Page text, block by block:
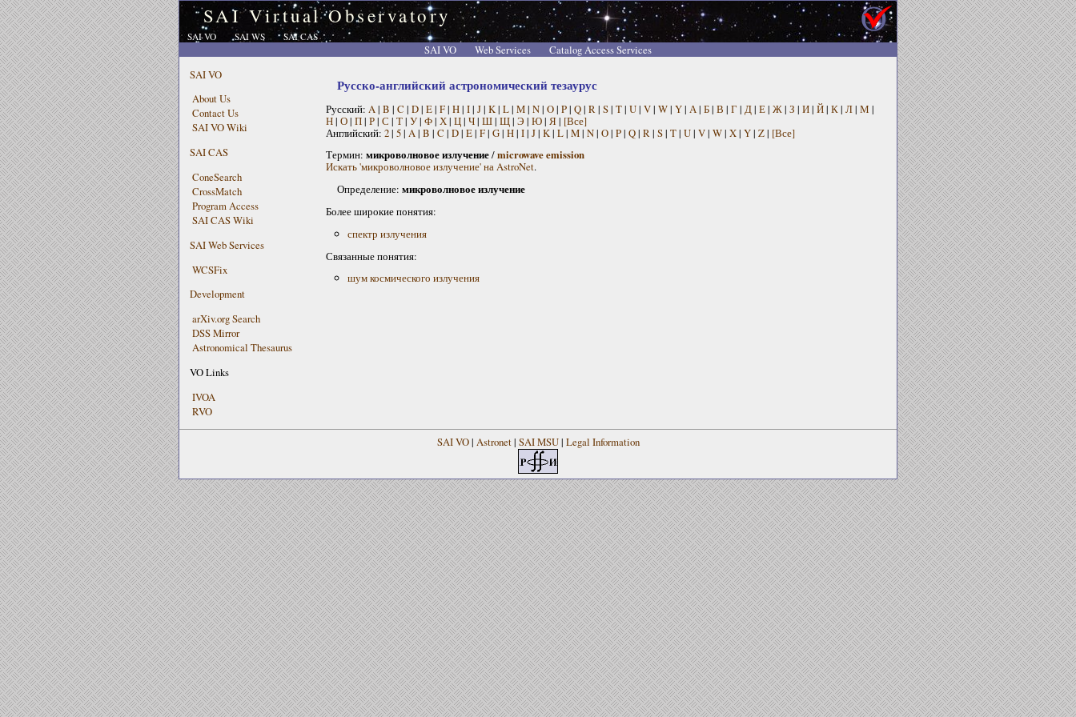
SAI Virtual Observatory
SAI VO SAI WS SAI CAS
SAI VO Web Services
Catalog Access Services
SAI VO
About Us
Contact Us
SAI VO Wiki
SAI CAS
ConeSearch
CrossMatch
Program Access
SAI CAS Wiki
SAI Web Services
WCSFix
Development
arXiv.org Search
DSS Mirror
Astronomical Thesaurus
VO Links
IVOA
RVO
Русско-английский астрономический тезаурус
Русский: A | B | C | D| E| F| H| I| J| K| L| M| N| O| P| Q| R | S| T| U| V| W| Y| А | Б| В | Г | Д| Е| Ж| З | И| Й| К| Л| М |
Н| О| П| Р| С | Т| У| Ф| Х| Ц| Ч| Ш| Щ| Э | Ю| Я| [Все]
Английский: 2| 5| A | B | C | D| E| F| G| H| I| J| K| L| M| N| O| P| Q| R | S| T| U| V| W| X| Y| Z| [Все]
Термин: микроволновое излучение/microwave emission
Искать 'микроволновое излучение' на AstroNet.
Определение: микроволновое излучение
Более широкие понятия:
спектр излучения
Связанные понятия:
шум космического излучения
SAI VO| Astronet| SAI MSU| Legal Information